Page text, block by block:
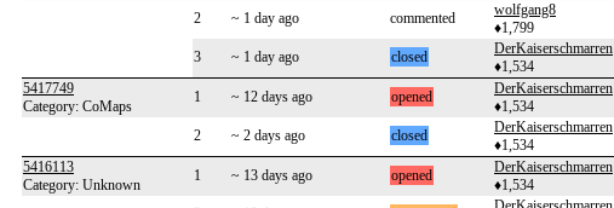
2
~ 1 day ago commented
wolfgang8
♦1,799
3
~ 1 day ago closed
DerKaiserschmarren
♦1,534
5417749
Category: CoMaps
1 ~ 12 days ago opened
DerKaiserschmarren
♦1,534
2
~ 2 days ago closed
DerKaiserschmarren
♦1,534
5416113
Category: Unknown
1 ~ 13 days ago opened
DerKaiserschmarren
♦1,534